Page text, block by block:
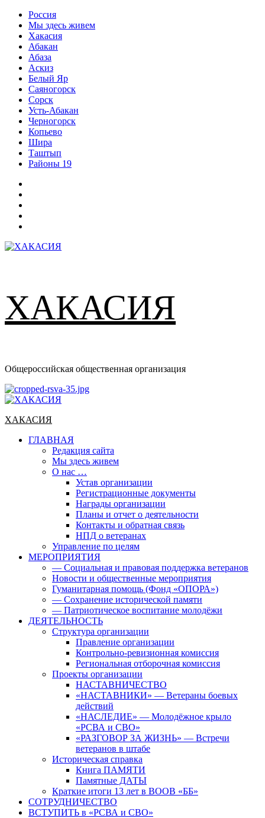
Перейти
содержимому
Россия
Мы здесь живем
Хакасия
Абакан
Абаза
Аскиз
Белый Яр
Саяногорск
Сорск
Усть-Абакан
Черногорск
Копьево
Шира
Таштып
Районы 19
ХАКАСИЯ
Общероссийская общественная организация
Основное
ХАКАСИЯ
ГЛАВНАЯ
Редакция сайта
Мы здесь живем
О нас …
Устав организации
Регистрационные документы
Награды организации
Планы и отчет о деятельности
Контакты и обратная связь
НПД о ветеранах
Управление по целям
МЕРОПРИЯТИЯ
— Социальная и правовая поддержка ветеранов
Новости и общественные мероприятия
Гуманитарная помощь (Фонд «ОПОРА»)
— Сохранение исторической памяти
— Патриотическое воспитание молодёжи
ДЕЯТЕЛЬНОСТЬ
Структура организации
Правление организации
Контрольно-ревизионная комиссия
Региональная отборочная комиссия
Проекты организации
НАСТАВНИЧЕСТВО
«НАСТАВНИКИ» — Ветераны боевых
действий
«НАСЛЕДИЕ» — Молодёжное крыло
«РСВА и СВО»
«РАЗГОВОР ЗА ЖИЗНЬ» — Встречи
ветеранов в штабе
Историческая справка
Книга ПАМЯТИ
Памятные ДАТЫ
Краткие итоги 13 лет в ВООВ «ББ»
СОТРУДНИЧЕСТВО
ВСТУПИТЬ в «РСВА и СВО»